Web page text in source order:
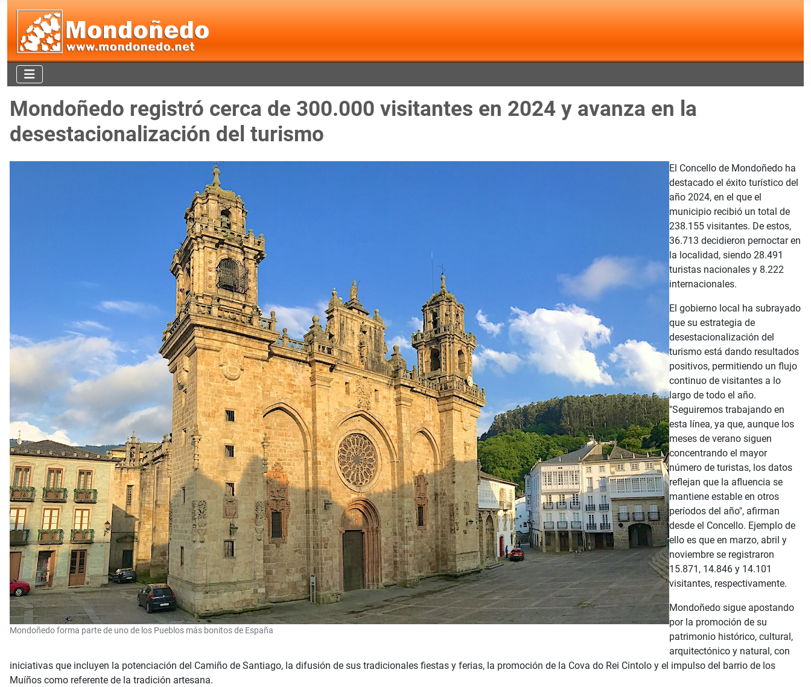
Mondoñedo registró cerca de 300.000 visitantes en 2024 y avanza en la
desestacionalización del turismo
Mondoñedo forma parte de uno de los Pueblos más bonitos de España
El Concello de Mondoñedo ha
destacado el éxito turístico del
año 2024, en el que el
municipio recibió un total de
238.155 visitantes. De estos,
36.713 decidieron pernoctar en
la localidad, siendo 28.491
turistas nacionales y 8.222
internacionales.
El gobierno local ha subrayado
que su estrategia de
desestacionalización del
turismo está dando resultados
positivos, permitiendo un flujo
continuo de visitantes a lo
largo de todo el año.
"Seguiremos trabajando en
esta línea, ya que, aunque los
meses de verano siguen
concentrando el mayor
número de turistas, los datos
reflejan que la afluencia se
mantiene estable en otros
períodos del año", afirman
desde el Concello. Ejemplo de
ello es que en marzo, abril y
noviembre se registraron
15.871, 14.846 y 14.101
visitantes, respectivamente.
Mondoñedo sigue apostando
por la promoción de su
patrimonio histórico, cultural,
arquitectónico y natural, con
iniciativas que incluyen la potenciación del Camiño de Santiago, la difusión de sus tradicionales fiestas y ferias, la promoción de la Cova do Rei Cintolo y el impulso del barrio de los
Muíños como referente de la tradición artesana.